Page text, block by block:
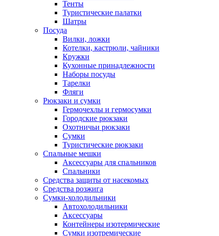
Тенты
Туристические палатки
Шатры
Посуда
Вилки, ложки
Котелки, кастрюли, чайники
Кружки
Кухонные принадлежности
Наборы посуды
Тарелки
Фляги
Рюкзаки и сумки
Гермочехлы и гермосумки
Городские рюкзаки
Охотничьи рюкзаки
Сумки
Туристические рюкзаки
Спальные мешки
Аксессуары для спальников
Спальники
Средства защиты от насекомых
Средства розжига
Сумки-холодильники
Автохолодильники
Аксессуары
Контейнеры изотермические
Сумки изотремические